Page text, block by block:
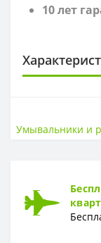
10 лет
Высота
Глубина
Умывальники и